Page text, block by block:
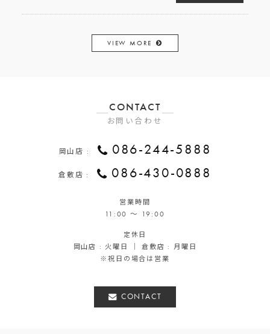
VIEW MORE
CONTACT
お問い合わせ
岡山店 : 086-244-5888
倉敷店 : 086-430-0888
営業時間
11:00 ～ 19:00
定休日
岡山店 : 火曜日 ｜ 倉敷店 : 月曜日
※祝日の場合は営業
CONTACT